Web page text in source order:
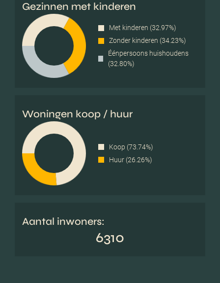
Gezinnen met kinderen
Met kinderen (32.97%)
Zonder kinderen (34.23%)
Éénpersoons huishoudens
(32.80%)
Woningen koop / huur
Koop (73.74%)
Huur (26.26%)
Aantal inwoners:
6310